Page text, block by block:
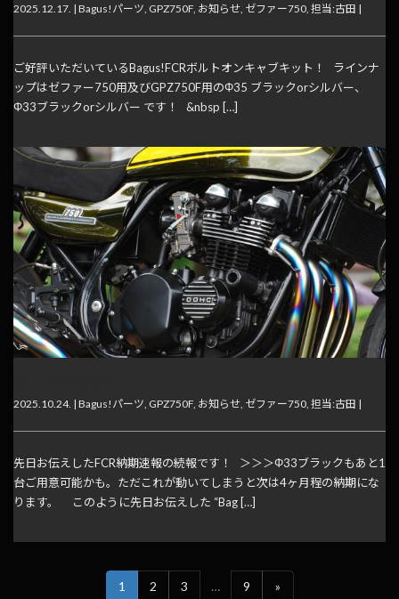
2025.12.17. | Bagus!パーツ GPZ750F お知らせ ゼファー750 担当:古田 |
ご好評いただいているBagus!FCRボルトオンキャブキット！ ラインナ
ップはゼファー750用及びGPZ750F用のΦ35 ブラックorシルバー、
Φ33ブラックorシルバー です！ &nbsp […]
2025.10.24. | Bagus!パーツ GPZ750F お知らせ ゼファー750 担当:古田 |
先日お伝えしたFCR納期速報の続報です！ ＞＞＞Φ33ブラックもあと1
台ご用意可能かも。ただこれが動いてしまうと次は4ヶ月程の納期にな
ります。 このように先日お伝えした “Bag […]
1 2 3 … 9 »